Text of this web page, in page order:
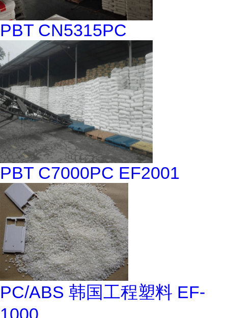
PBT CN5315PC
PBT C7000PC EF2001
PC/ABS 韩国工程塑料 EF-
1000